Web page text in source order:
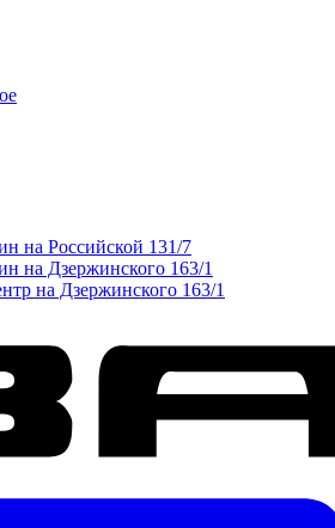
на Российской 131/7
на Дзержинского 163/1
на Дзержинского 163/1